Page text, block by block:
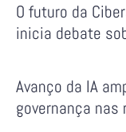
O futuro da
inicia debate
Avanço da IA
governança